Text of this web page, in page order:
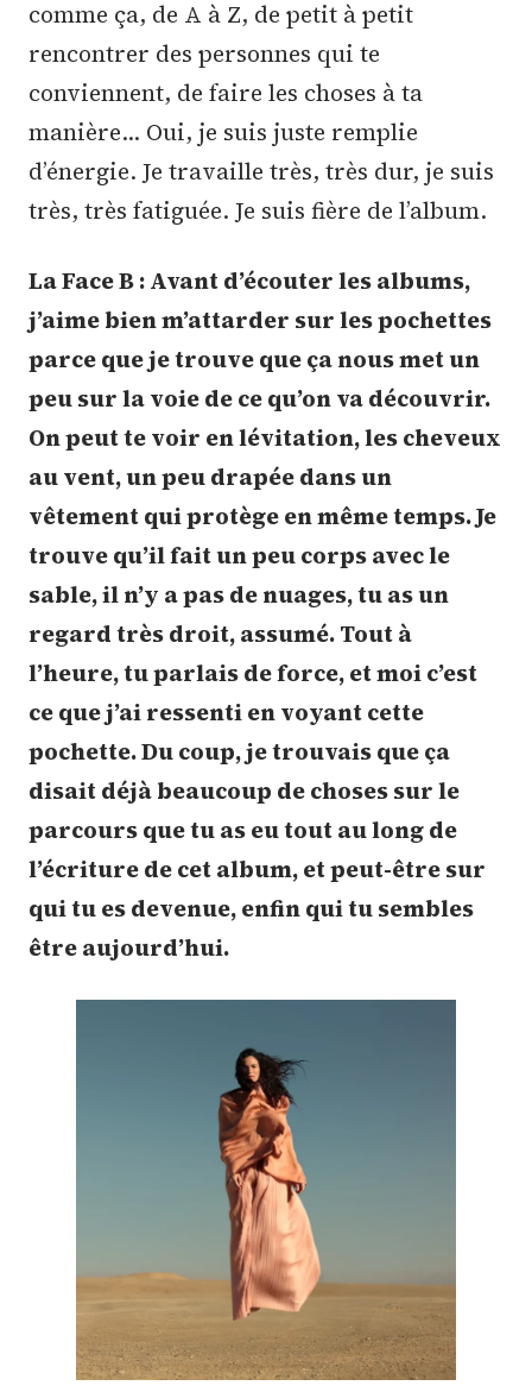
comme ça, de A à Z, de petit à petit
rencontrer des personnes qui te
conviennent, de faire les choses à ta
manière… Oui, je suis juste remplie
d’énergie. Je travaille très, très dur, je suis
très, très fatiguée. Je suis fière de l’album.
La Face B : Avant d’écouter les albums,
j’aime bien m’attarder sur les pochettes
parce que je trouve que ça nous met un
peu sur la voie de ce qu’on va découvrir.
On peut te voir en lévitation, les cheveux
au vent, un peu drapée dans un
vêtement qui protège en même temps. Je
trouve qu’il fait un peu corps avec le
sable, il n’y a pas de nuages, tu as un
regard très droit, assumé. Tout à
l’heure, tu parlais de force, et moi c’est
ce que j’ai ressenti en voyant cette
pochette. Du coup, je trouvais que ça
disait déjà beaucoup de choses sur le
parcours que tu as eu tout au long de
l’écriture de cet album, et peut-être sur
qui tu es devenue, enfin qui tu sembles
être aujourd’hui.